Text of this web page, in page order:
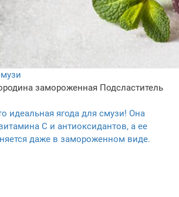
замороженная Подсластитель
идеальная ягода для смузи! Она
С и антиоксидантов, а ее
даже в замороженном виде.